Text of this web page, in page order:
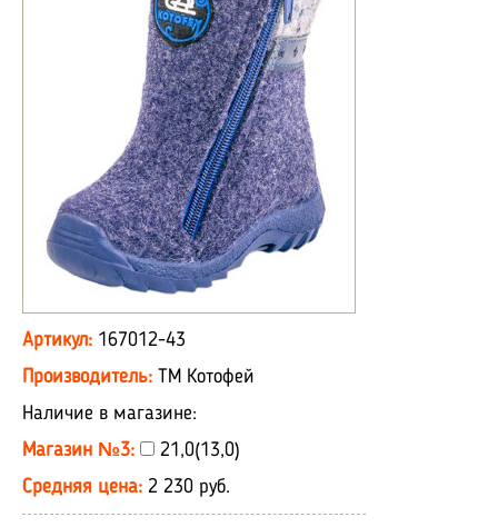
Артикул: 167012-43
Производитель: ТМ Котофей
Наличие в магазине:
Магазин №3:
21,0(13,0)
Средняя цена: 2 230 руб.